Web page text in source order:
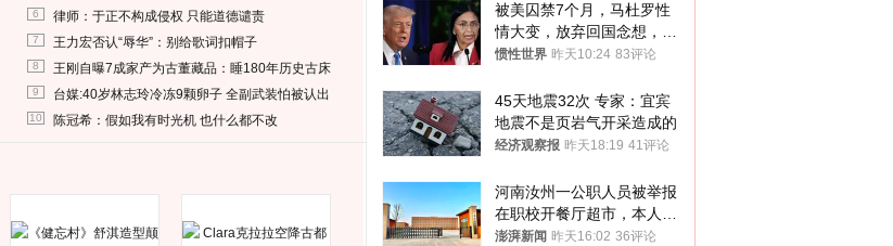
6 律师：于正不构成侵权 只能道德谴责
7 王力宏否认“辱华”：别给歌词扣帽子
8 王刚自曝7成家产为古董藏品：睡180年历史古床
9 台媒:40岁林志玲冷冻9颗卵子 全副武装怕被认出
10 陈冠希：假如我有时光机 也什么都不改
被美囚禁7个月，马杜罗性
情大变，放弃回国念想，最
后嘱托已公开
惯性世界 昨天10:24 83评论
45天地震32次 专家：宜宾
地震不是页岩气开采造成的
经济观察报 昨天18:19 41评论
河南汝州一公职人员被举报
在职校开餐厅超市，本人回
应称“是给别人帮忙”
澎湃新闻 昨天16:02 36评论